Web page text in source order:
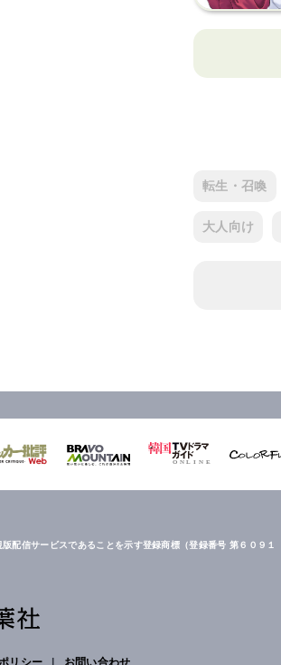
転生・召喚
大人向け
配信サービスであることを示す登録商標（登録番号 第６０９１
リシー お問い合わせ